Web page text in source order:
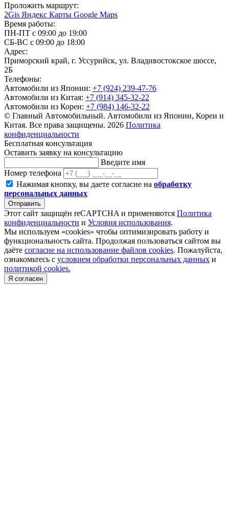
Проложить маршрут:
2Gis Яндекс Карты Google Maps
Время работы:
ПН-ПТ с 09:00 до 19:00
СБ-ВС с 09:00 до 18:00
Адрес:
Приморский край, г. Уссурийск, ул. Владивостокское шоссе,
2Б
Телефоны:
Автомобили из Японии: +7 (924) 239-47-76
Автомобили из Китая: +7 (914) 345-32-22
Автомобили из Кореи: +7 (984) 146-32-22
© Главный Автомобильный. Автомобили из Японии, Кореи и
Китая. Все права защищены. 2026 Политика
конфиденциальности
Бесплатная консультация
Оставить заявку на консультацию
Введите имя
Номер телефона
Нажимая кнопку, вы даете согласие на обработку
персональных данных
Отправить
Этот сайт защищён reCAPTCHA и применяются Политика
конфиденциальности и Условия использования.
Мы используем «cookies» чтобы оптимизировать работу и
функциональность сайта. Продолжая пользоваться сайтом вы
даёте согласие на использование файлов cookies. Пожалуйста,
ознакомьтесь с условием обработки персональных данных и
политикой cookies.
Я согласен